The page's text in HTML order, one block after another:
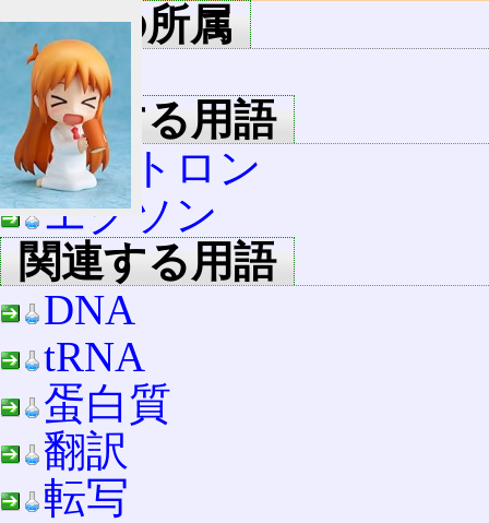
用語の所属
RNA
該当する用語
イントロン
エクソン
関連する用語
DNA
tRNA
蛋白質
翻訳
転写